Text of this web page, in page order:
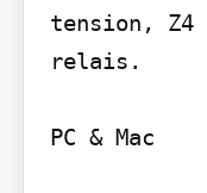
tension, Z4
relais.
PC & Mac